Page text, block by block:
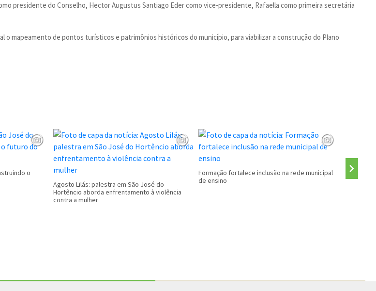
presidente do Conselho, Hector Augustus Santiago Eder como vice-presidente, Rafaella como primeira secretária
mapeamento de pontos turísticos e patrimônios históricos do município, para viabilizar a construção do Plano
o
Agosto Lilás: palestra em São José do
Hortêncio aborda enfrentamento à violência
contra a mulher
Formação fortalece inclusão na rede municipal
de ensino